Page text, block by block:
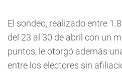
El sondeo, realizado entre
del 23 al 30 de abril con un
puntos, le otorgó además
entre los electores sin